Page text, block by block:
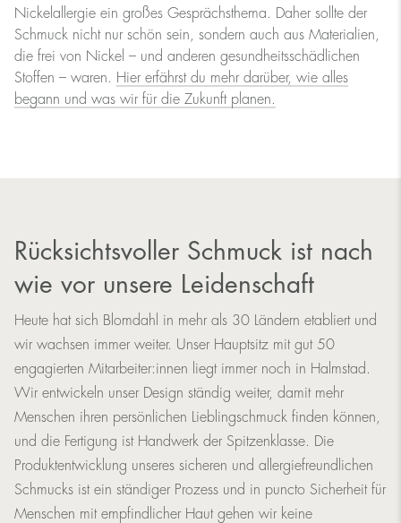
Nickelallergie ein großes Gesprächsthema. Daher sollte der
Schmuck nicht nur schön sein, sondern auch aus Materialien,
die frei von Nickel – und anderen gesundheitsschädlichen
Stoffen – waren. Hier erfährst du mehr darüber, wie alles
begann und was wir für die Zukunft planen.
Rücksichtsvoller Schmuck ist nach
wie vor unsere Leidenschaft
Heute hat sich Blomdahl in mehr als 30 Ländern etabliert und
wir wachsen immer weiter. Unser Hauptsitz mit gut 50
engagierten Mitarbeiter:innen liegt immer noch in Halmstad.
Wir entwickeln unser Design ständig weiter, damit mehr
Menschen ihren persönlichen Lieblingschmuck finden können,
und die Fertigung ist Handwerk der Spitzenklasse. Die
Produktentwicklung unseres sicheren und allergiefreundlichen
Schmucks ist ein ständiger Prozess und in puncto Sicherheit für
Menschen mit empfindlicher Haut gehen wir keine